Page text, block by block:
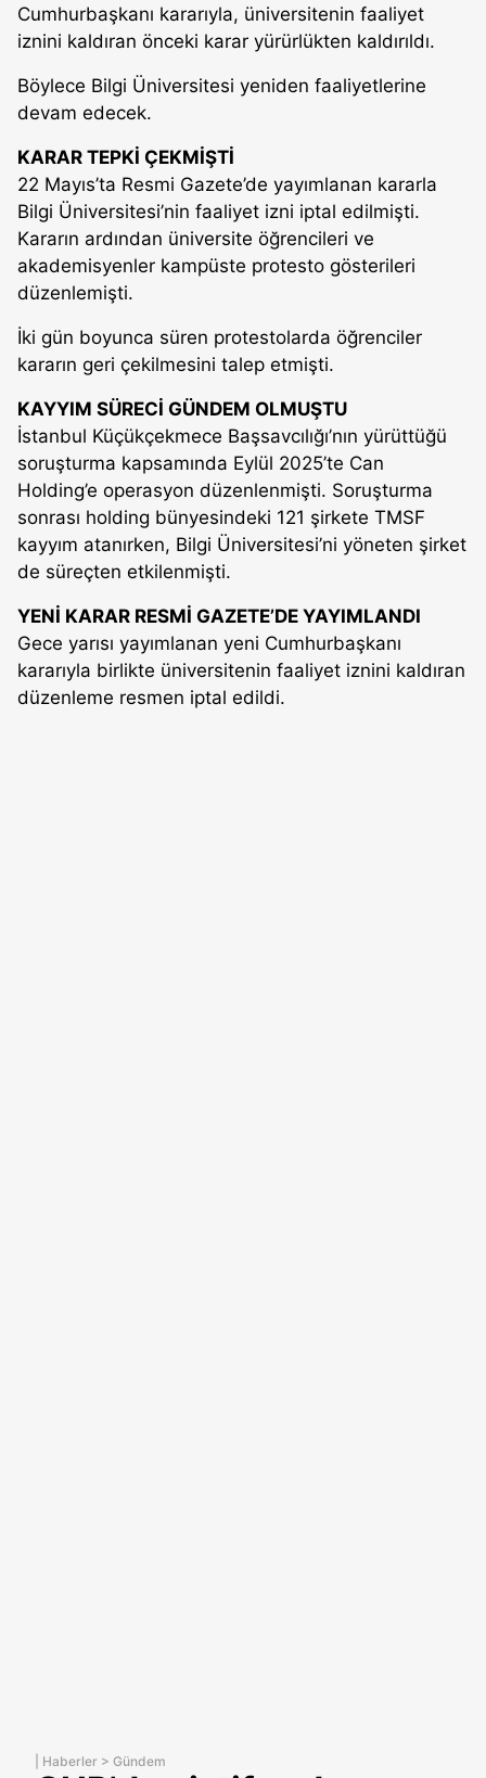
Cumhurbaşkanı kararıyla, üniversitenin faaliyet
iznini kaldıran önceki karar yürürlükten kaldırıldı.
Böylece Bilgi Üniversitesi yeniden faaliyetlerine
devam edecek.
KARAR TEPKİ ÇEKMİŞTİ
22 Mayıs’ta Resmi Gazete’de yayımlanan kararla
Bilgi Üniversitesi’nin faaliyet izni iptal edilmişti.
Kararın ardından üniversite öğrencileri ve
akademisyenler kampüste protesto gösterileri
düzenlemişti.
İki gün boyunca süren protestolarda öğrenciler
kararın geri çekilmesini talep etmişti.
KAYYIM SÜRECİ GÜNDEM OLMUŞTU
İstanbul Küçükçekmece Başsavcılığı’nın yürüttüğü
soruşturma kapsamında Eylül 2025’te Can
Holding’e operasyon düzenlenmişti. Soruşturma
sonrası holding bünyesindeki 121 şirkete TMSF
kayyım atanırken, Bilgi Üniversitesi’ni yöneten şirket
de süreçten etkilenmişti.
YENİ KARAR RESMİ GAZETE’DE YAYIMLANDI
Gece yarısı yayımlanan yeni Cumhurbaşkanı
kararıyla birlikte üniversitenin faaliyet iznini kaldıran
düzenleme resmen iptal edildi.
Haberler > Gündem